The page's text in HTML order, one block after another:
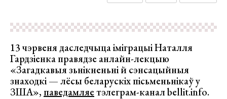
13 чэрвеня даследчыца іміграцыі Наталля
Гардзіенка правядзе анлайн-лекцыю
«Загадкавыя зьнікненьні й сэнсацыйныя
знаходкі — лёсы беларускіх пісьменьнікаў у
ЗША», паведамляетэлеграм-канал bellit.info.